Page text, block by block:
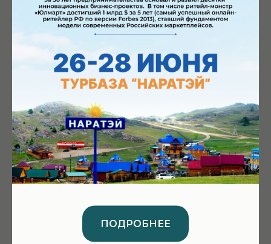
Тема "Законные способы
оптимизации налогообложения в
консультант, член Палаты
налоговых консультантов РФ,
предприниматель и
основатель «Центра
бухгалтерии и налогов
Эльвиры Хайбулиной».
18:00 - 18:30
ПОДРОБНЕЕ